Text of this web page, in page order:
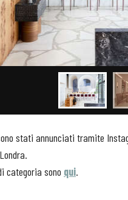
stati annunciati tramite
categoria sono qui.